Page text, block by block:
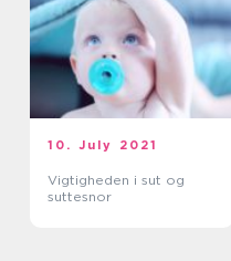
10. July 2021
Vigtigheden i sut og
suttesnor